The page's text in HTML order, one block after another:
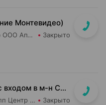
Монтевидео)
Добрыя леки Аптека групп Центр ООО Аптека №106 Закрыто
ул. О. Кошевого, д. 9 (рядом с входом в м-н Санта)
Добрыя леки-Эканом Аптека групп Центр ООО Аптека №80 Закрыто